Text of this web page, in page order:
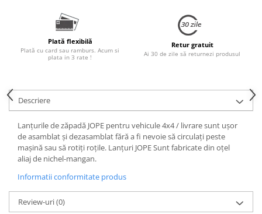
Plată flexibilă
Plată cu card sau ramburs. Acum si
plata in 3 rate !
Retur gratuit
Ai 30 de zile să returnezi produsul
Descriere
Lanțurile de zăpadă JOPE pentru vehicule 4x4 / livrare sunt ușor
de asamblat și dezasamblat fără a fi nevoie să circulați peste
mașină sau să rotiți roțile. Lanțuri JOPE Sunt fabricate din oțel
aliaj de nichel-mangan.
Informatii conformitate produs
Review-uri(0)